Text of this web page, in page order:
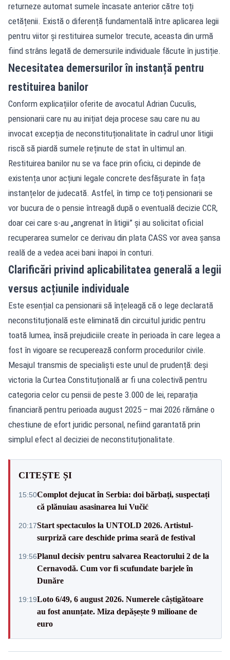
returneze automat sumele încasate anterior către toți
cetățenii. Există o diferență fundamentală între aplicarea legii
pentru viitor și restituirea sumelor trecute, aceasta din urmă
fiind strâns legată de demersurile individuale făcute în justiție.
Necesitatea demersurilor în instanță pentru
restituirea banilor
Conform explicațiilor oferite de avocatul Adrian Cuculis,
pensionarii care nu au inițiat deja procese sau care nu au
invocat excepția de neconstituționalitate în cadrul unor litigii
riscă să piardă sumele reținute de stat în ultimul an.
Restituirea banilor nu se va face prin oficiu, ci depinde de
existența unor acțiuni legale concrete desfășurate în fața
instanțelor de judecată. Astfel, în timp ce toți pensionarii se
vor bucura de o pensie întreagă după o eventuală decizie CCR,
doar cei care s-au „angrenat în litigii” și au solicitat oficial
recuperarea sumelor ce derivau din plata CASS vor avea șansa
reală de a vedea acei bani înapoi în conturi.
Clarificări privind aplicabilitatea generală a legii
versus acțiunile individuale
Este esențial ca pensionarii să înțeleagă că o lege declarată
neconstituțională este eliminată din circuitul juridic pentru
toată lumea, însă prejudiciile create în perioada în care legea a
fost în vigoare se recuperează conform procedurilor civile.
Mesajul transmis de specialiști este unul de prudență: deși
victoria la Curtea Constituțională ar fi una colectivă pentru
categoria celor cu pensii de peste 3.000 de lei, reparația
financiară pentru perioada august 2025 – mai 2026 rămâne o
chestiune de efort juridic personal, nefiind garantată prin
simplul efect al deciziei de neconstituționalitate.
CITEȘTE ȘI
15:50Complot dejucat în Serbia: doi bărbați, suspectați
că plănuiau asasinarea lui Vučić
20:17Start spectaculos la UNTOLD 2026. Artistul-
surpriză care deschide prima seară de festival
19:56Planul decisiv pentru salvarea Reactorului 2 de la
Cernavodă. Cum vor fi scufundate barjele în
Dunăre
19:19Loto 6/49, 6 august 2026. Numerele câștigătoare
au fost anunțate. Miza depășește 9 milioane de
euro